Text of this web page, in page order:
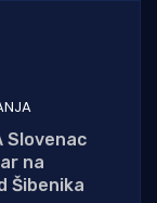
Slovenac
na
Šibenika